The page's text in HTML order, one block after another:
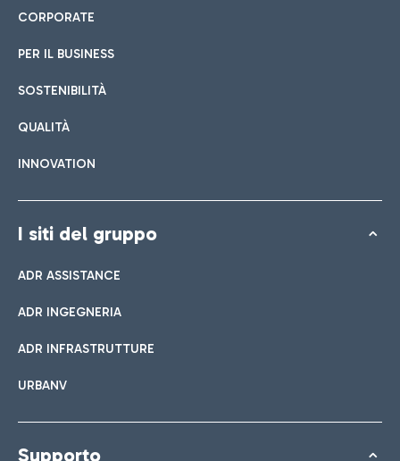
CORPORATE
PER IL BUSINESS
SOSTENIBILITÀ
QUALITÀ
INNOVATION
I siti del gruppo
ADR ASSISTANCE
ADR INGEGNERIA
ADR INFRASTRUTTURE
URBANV
Supporto